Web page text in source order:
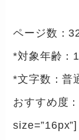
ページ数：
*対象年齢：
*文字数：普
おすすめ度
size=”16px”]